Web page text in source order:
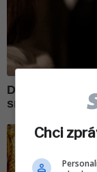
Chci